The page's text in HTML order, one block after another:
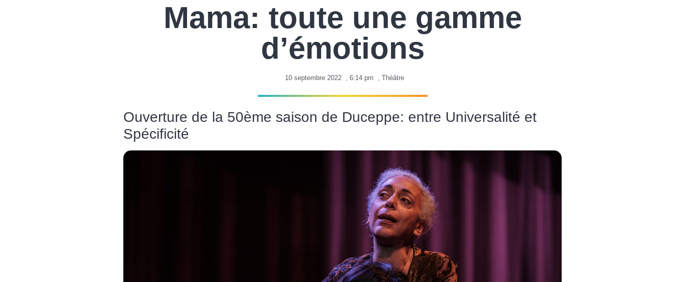
Mama: toute une gamme
d’émotions
10 septembre 2022 , 6:14 pm , Théâtre
Ouverture de la 50ème saison de Duceppe: entre Universalité et
Spécificité